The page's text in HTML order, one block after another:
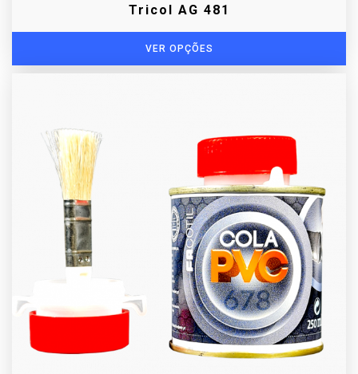
Tricol AG 481
VER OPÇÕES